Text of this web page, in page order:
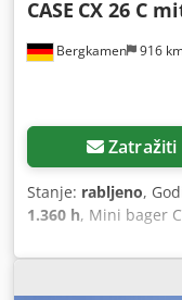
Bergkamen 916
CASE CX 26 C
Zatražiti
Stanje: rabljeno,
1.360 h, Mini bager
Godina proizvodnje
uređaj, * Gumene